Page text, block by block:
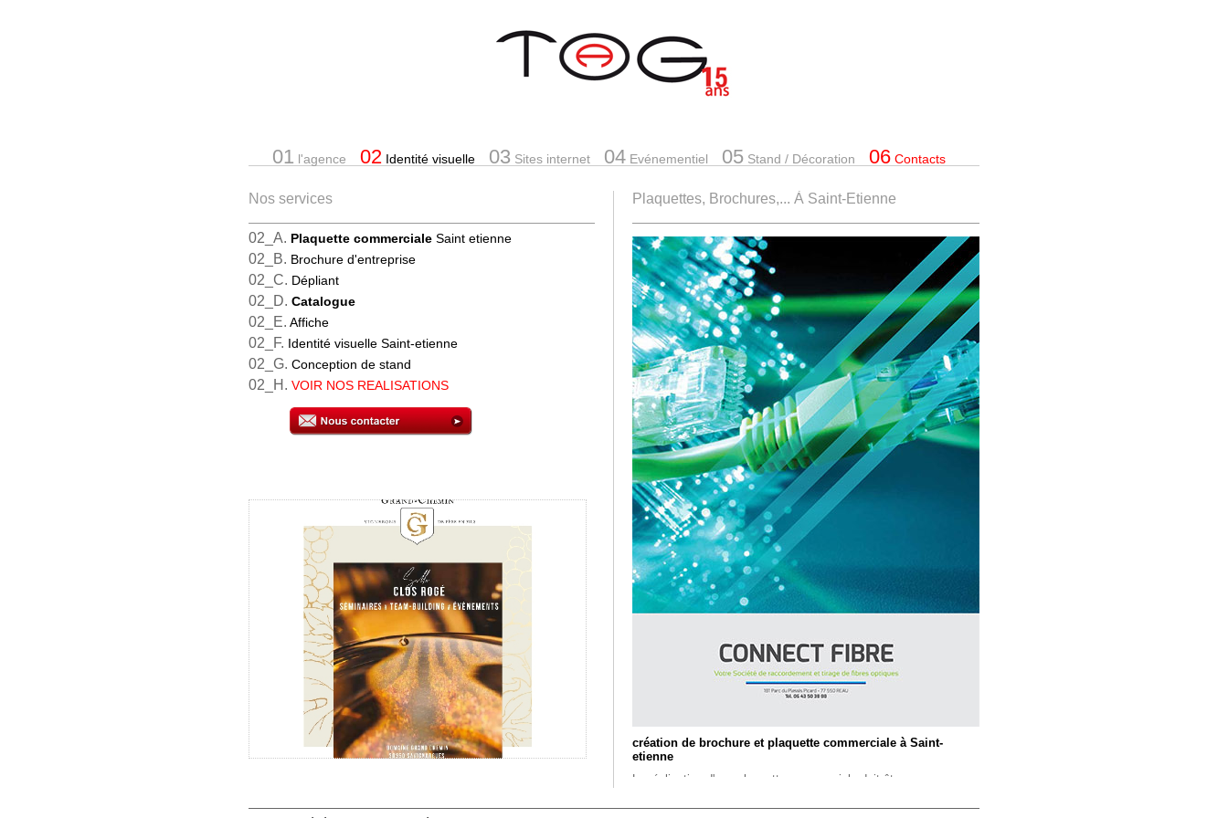
01 l'agence 02 Identité visuelle 03 Sites internet 04Evénementiel 05Stand / Décoration 06Contacts
Nos services
02_A. Plaquette commerciale Saint etienne
02_B. Brochure d'entreprise
02_C. Dépliant
02_D. Catalogue
02_E. Affiche
02_F. Identité visuelle Saint-etienne
02_G. Conception de stand
02_H. VOIR NOS REALISATIONS
Plaquettes, Brochures,... À Saint-Etienne
création de brochure et plaquette commerciale à Saint-
etienne
La réalisation d'une plaquette commerciale doit être
communication globale. Avant de nous lancer dans sa conception